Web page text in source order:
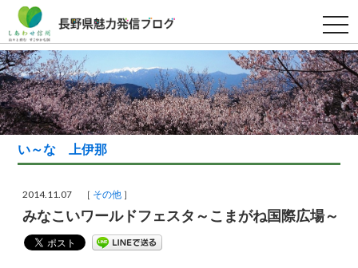
t
o
g
g
l
e
n
a
v
i
t
い～な 上伊那
2014.11.07 ［ その他 ］
みなこいワールドフェスタ～こまがね国際広場～